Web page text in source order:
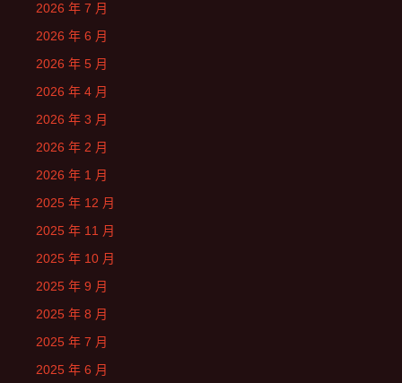
2026 年 7 月
2026 年 6 月
2026 年 5 月
2026 年 4 月
2026 年 3 月
2026 年 2 月
2026 年 1 月
2025 年 12 月
2025 年 11 月
2025 年 10 月
2025 年 9 月
2025 年 8 月
2025 年 7 月
2025 年 6 月